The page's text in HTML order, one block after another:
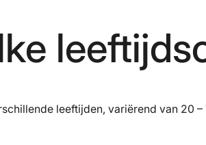
leeftijden, variërend van 20